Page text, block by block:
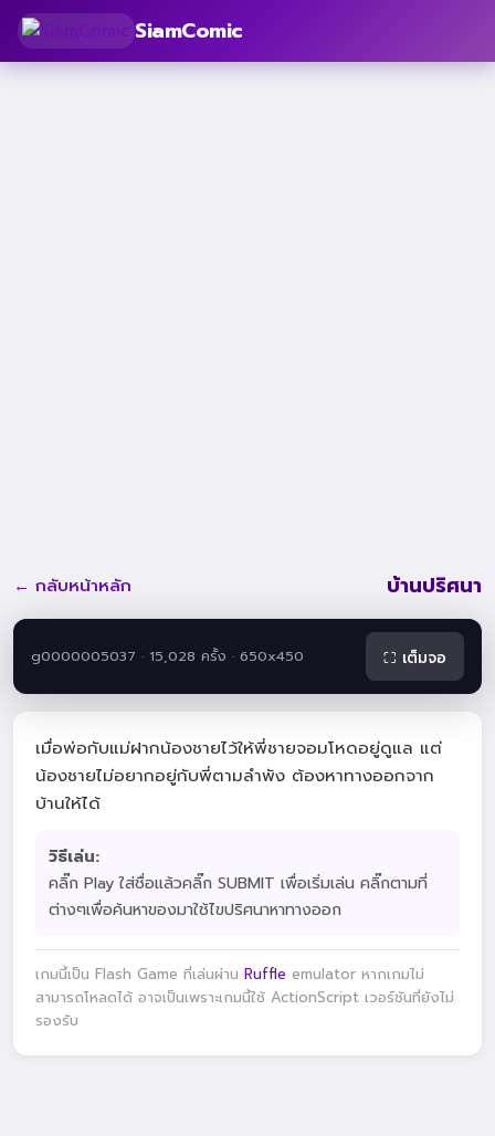
SiamComic
← กลับหน้าหลัก บ้านปริศนา
g0000005037 · 15,028 ครั้ง · 650x450 ⛶ เต็มจอ
เมื่อพ่อกับแม่ฝากน้องชายไว้ให้พี่ชายจอมโหดอยู่ดูแล แต่
น้องชายไม่อยากอยู่กับพี่ตามลำพัง ต้องหาทางออกจาก
บ้านให้ได้
วิธีเล่น:
คลิ๊ก Play ใส่ชื่อแล้วคลิ๊ก SUBMIT เพื่อเริ่มเล่น คลิ๊กตามที่
ต่างๆเพื่อค้นหาของมาใช้ไขปริศนาหาทางออก
เกมนี้เป็น Flash Game ที่เล่นผ่าน Ruffle emulator หากเกมไม่
สามารถโหลดได้ อาจเป็นเพราะเกมนี้ใช้ ActionScript เวอร์ชันที่ยังไม่
รองรับ